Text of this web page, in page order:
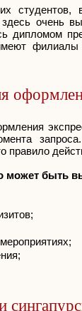
здесь очень
дипломом
филиалы
правило
может быть